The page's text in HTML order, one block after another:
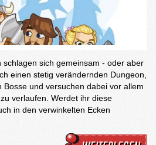
schlagen sich gemeinsam - oder aber
einen stetig verändernden Dungeon,
und versuchen dabei vor allem
verlaufen. Werdet ihr diese
in den verwinkelten Ecken